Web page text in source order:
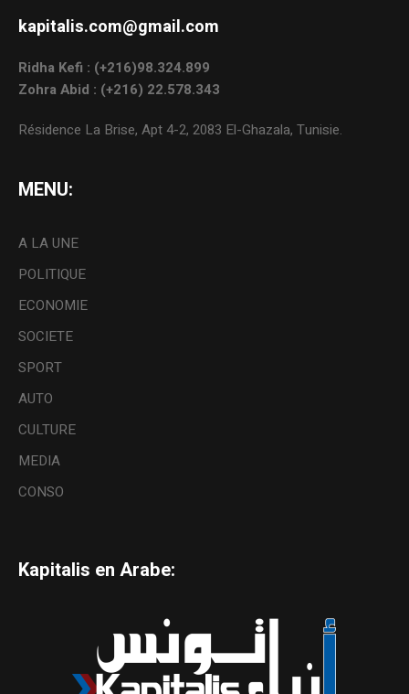
kapitalis.com@gmail.com
Ridha Kefi : (+216)98.324.899
Zohra Abid : (+216) 22.578.343
Résidence La Brise, Apt 4-2, 2083 El-Ghazala, Tunisie.
MENU:
A LA UNE
POLITIQUE
ECONOMIE
SOCIETE
SPORT
AUTO
CULTURE
MEDIA
CONSO
Kapitalis en Arabe: